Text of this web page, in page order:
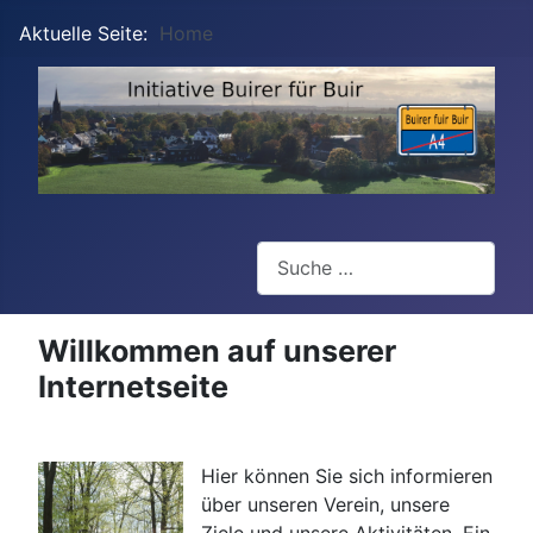
Aktuelle Seite: Home
Suchen
Willkommen auf unserer
Internetseite
Hier können Sie sich informieren
über unseren Verein, unsere